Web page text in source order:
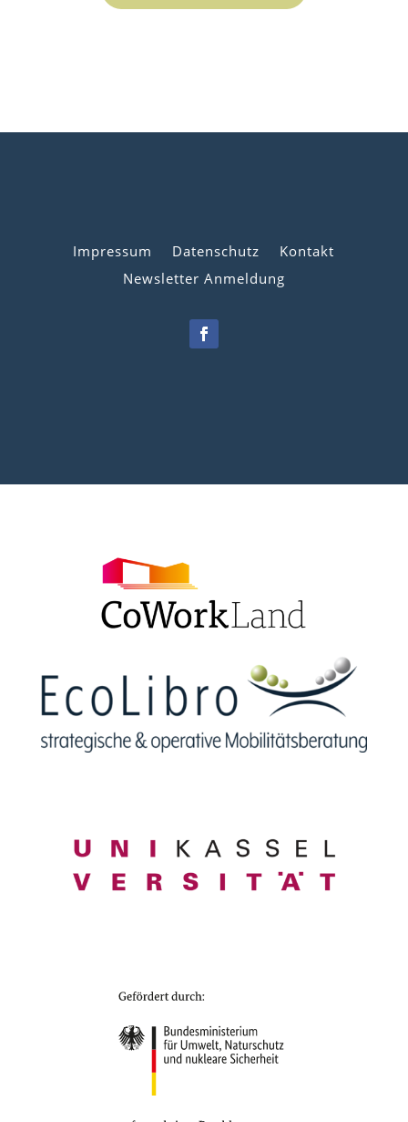
Impressum Datenschutz
Kontakt
Newsletter Anmeldung